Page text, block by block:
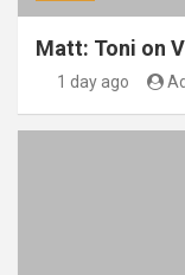
Matt: Toni on
1 day ago